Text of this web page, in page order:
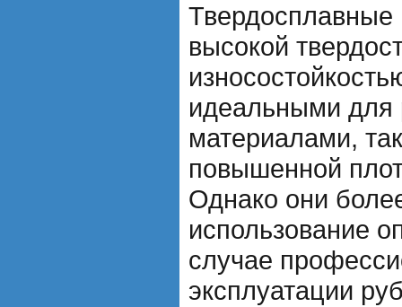
высокой
идеальными для
материалами,
повышенной
Однако они
использование
случае
эксплуатации